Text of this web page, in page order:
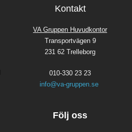
Kontakt
VA Gruppen Huvudkontor
Transportvägen 9
231 62 Trelleborg
010-330 23 23
info@va-gruppen.se
Följ oss